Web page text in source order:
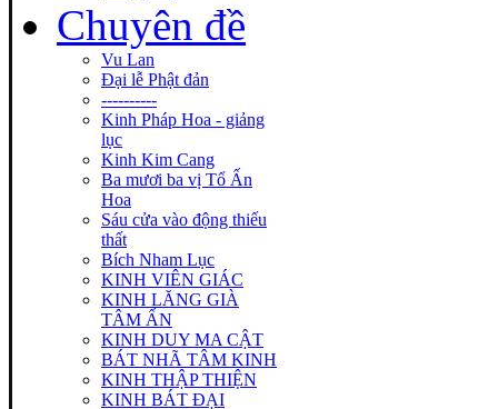
Chuyên đề
Vu Lan
Đại lễ Phật đản
----------
Kinh Pháp Hoa - giảng
lục
Kinh Kim Cang
Ba mươi ba vị Tổ Ấn
Hoa
Sáu cửa vào động thiếu
thất
Bích Nham Lục
KINH VIÊN GIÁC
KINH LĂNG GIÀ
TÂM ẤN
KINH DUY MA CẬT
BÁT NHÃ TÂM KINH
KINH THẬP THIỆN
KINH BÁT ĐẠI